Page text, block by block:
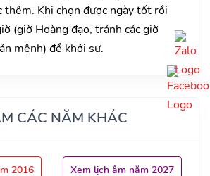
thêm. Khi chọn được ngày tốt rồi
(giờ Hoàng đạo, tránh các giờ
mệnh) để khởi sự.
CÁC NĂM KHÁC
2016 Xem lịch âm năm 2027